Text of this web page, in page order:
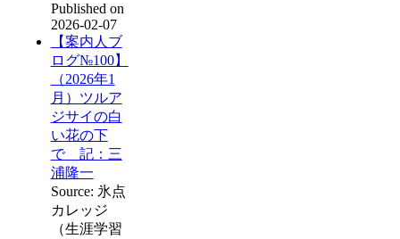
Published on
2026-02-07
【案内人ブ
ログ№100】
（2026年1
月）ツルア
ジサイの白
い花の下
で 記：三
浦隆一
Source: 氷点
カレッジ
（生涯学習